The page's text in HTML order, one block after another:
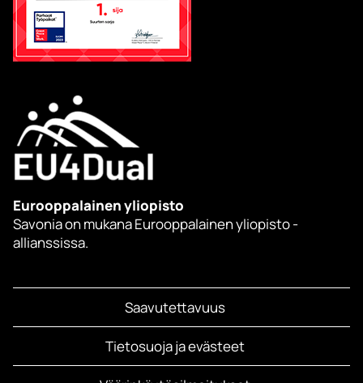
Eurooppalainen yliopisto
Savonia on mukana Eurooppalainen yliopisto -
allianssissa.
Saavutettavuus
Tietosuoja ja evästeet